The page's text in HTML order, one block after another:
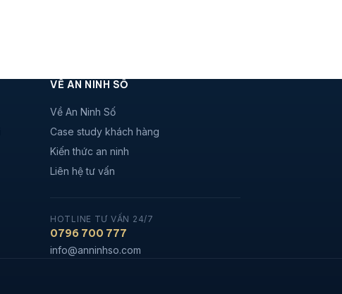
VỀ AN NINH SỐ
Về An Ninh Số
Case study khách hàng
Kiến thức an ninh
Liên hệ tư vấn
HOTLINE TƯ VẤN 24/7
0796 700 777
info@anninhso.com